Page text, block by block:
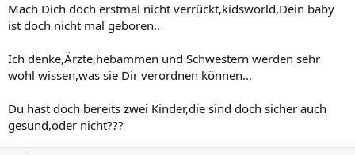
Mach Dich doch erstmal nicht verrückt,kidsworld,Dein baby
ist doch nicht mal geboren..
Ich denke,Ärzte,hebammen und Schwestern werden sehr
wohl wissen,was sie Dir verordnen können...
Du hast doch bereits zwei Kinder,die sind doch sicher auch
gesund,oder nicht???